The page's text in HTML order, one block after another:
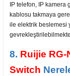
IP telefon, IP kamera
kablosu takmaya
ile elektrik beslemesi
8. Ruijie RG-
Switch